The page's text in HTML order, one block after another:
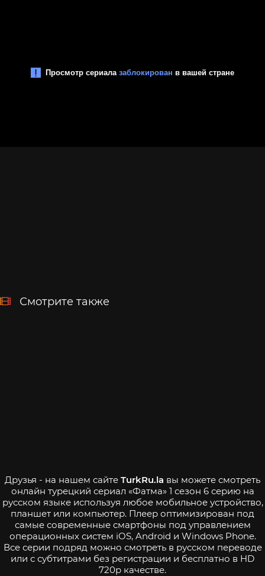
Смотрите также
Друзья - на нашем сайте TurkRu.la вы можете смотреть
онлайн турецкий сериал «Фатма» 1 сезон 6 серию на
русском языке используя любое мобильное устройство,
планшет или компьютер. Плеер оптимизирован под
самые современные смартфоны под управлением
операционных систем iOS, Android и Windows Phone.
Все серии подряд можно смотреть в русском переводе
или с субтитрами без регистрации и бесплатно в HD
720p качестве.